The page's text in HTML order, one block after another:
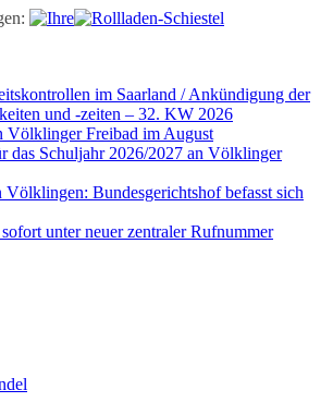
im Saarland / Ankündigung der
und -zeiten – 32. KW 2026
Völklinger Freibad im August
das Schuljahr 2026/2027 an Völklinger
Bundesgerichtshof befasst sich
unter neuer zentraler Rufnummer